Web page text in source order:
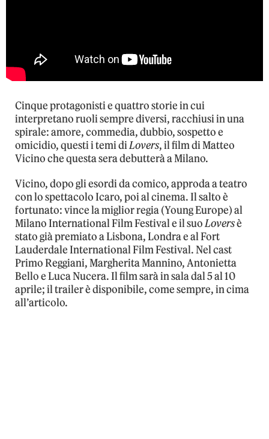
Cinque protagonisti e quattro storie in cui
interpretano ruoli sempre diversi, racchiusi in una
spirale: amore, commedia, dubbio, sospetto e
omicidio, questi i temi diLovers, il film di Matteo
Vicino che questa sera debutterà a Milano.
Vicino, dopo gli esordi da comico, approda a teatro
con lo spettacolo Icaro, poi al cinema. Il salto è
fortunato: vince la miglior regia (Young Europe) al
Milano International Film Festival e il suoLoversè
stato già premiato a Lisbona, Londra e al Fort
Lauderdale International Film Festival. Nel cast
Primo Reggiani, Margherita Mannino, Antonietta
Bello e Luca Nucera. Il film sarà in sala dal 5 al 10
aprile; il trailer è disponibile, come sempre, in cima
all’articolo.